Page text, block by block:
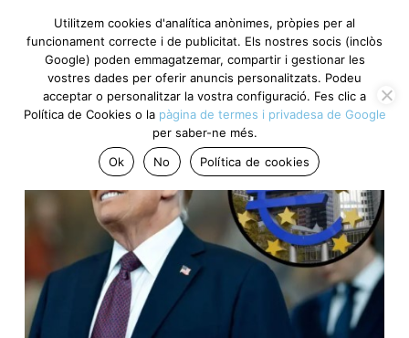
Utilitzem cookies d'analítica anònimes, pròpies per al
funcionament correcte i de publicitat. Els nostres socis (inclòs
Google) poden emmagatzemar, compartir i gestionar les
vostres dades per oferir anuncis personalitzats. Podeu
acceptar o personalitzar la vostra configuració. Fes clic a
Política de Cookies o la pàgina de termes i privadesa de Google
per saber-ne més.
Ok
No Política de cookies